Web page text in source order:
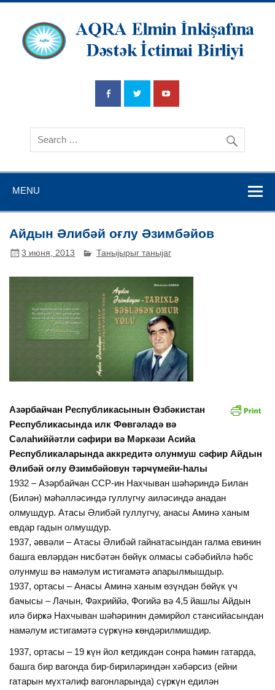
İnkişafına
Dətsək İctimai
Birliyi
MENU
Айдын Әлибәй оғлу Әзимбәйов
3 июня, 2013 Таныјырыг таныјаг
Азәрбайҹан Республикасынын Өзбәкистан
Республикасында илк Фөвгәладә вә
Сәлаһиййәтли сәфири вә Мәркәзи Асийа
Республикаларында аккредитә олунмуш сәфир Айдын
Әлибәй оғлу Әзимбәйовун тәрҹүмейи-һалы
1932 – Азәрбайҹан ССР-ин Нахчыван шәһәриндә Билан
(Билән) мәһәлләсиндә гуллугчу аиләсиндә анадан
олмушдур. Атасы Әлибәй гуллугчу, анасы Аминә ханым
евдар гадын олмушдур.
1937, әввәли – Атасы Әлибәй гайнатасындан галма евинин
башга евләрдән нисбәтән бөйүк олмасы сәбәбийлә һәбс
олунмуш вә намәлум истигамәтә апарылмышдыр.
1937, ортасы – Анасы Аминә ханым өзүндән бөйүк үч
баҹысы – Лачын, Фәхриййә, Фогийә вә 4,5 йашлы Айдын
илә бирҝә Нахчыван шәһәринин дәмирйол стансийасындан
намәлум истигамәтә сүрҝүнә ҝөндәрилмишдир.
1937, ортасы – 19 ҝүн йол ҝетдикдән сонра һәмин гатарда,
башга бир вагонда бир-бириләриндән хәбәрсиз (ейни
гатарын мүхтәлиф вагонларында) сүрҝүн едилән